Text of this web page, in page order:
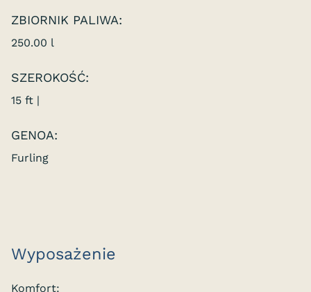
ZBIORNIK PALIWA:
250.00 l
SZEROKOŚĆ:
15 ft |
GENOA:
Furling
Wyposażenie
Komfort: